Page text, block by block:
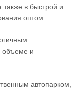
также в быстрой и
оптом.
объеме и
автопарком,